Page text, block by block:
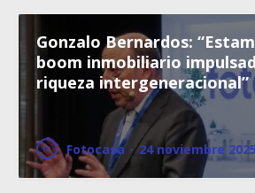
Gonzalo Bernardos:
boom inmobiliario
riqueza intergeneracional”
Fotocasa · 24 noviembre 2025